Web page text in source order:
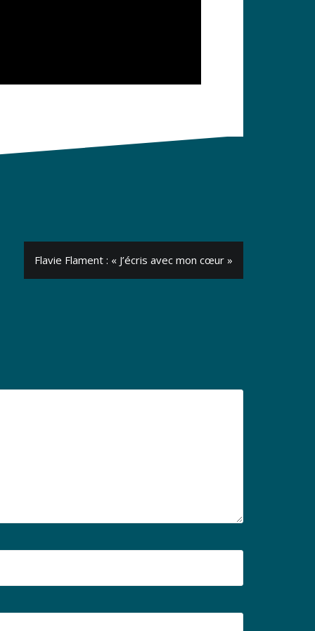
Flavie Flament : « J’écris avec mon cœur »